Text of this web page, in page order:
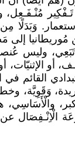
وَبَدَلًا مِن
مُوريطانيا إلى
وليس
أو
هو